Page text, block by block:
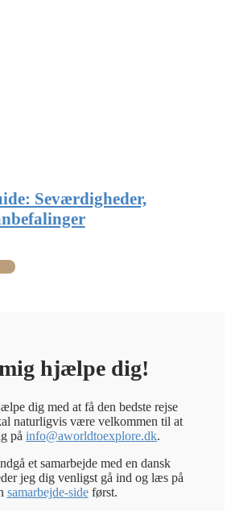
Seværdigheder,
hjælpe dig!
dig med at få den bedste rejse
naturligvis være velkommen til at
på info@aworldtoexplore.dk.
et samarbejde med en dansk
jeg dig venligst gå ind og læs på
samarbejde-sideførst.